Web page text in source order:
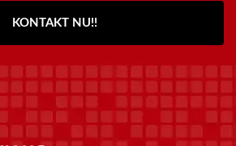
KONTAKT NU!!